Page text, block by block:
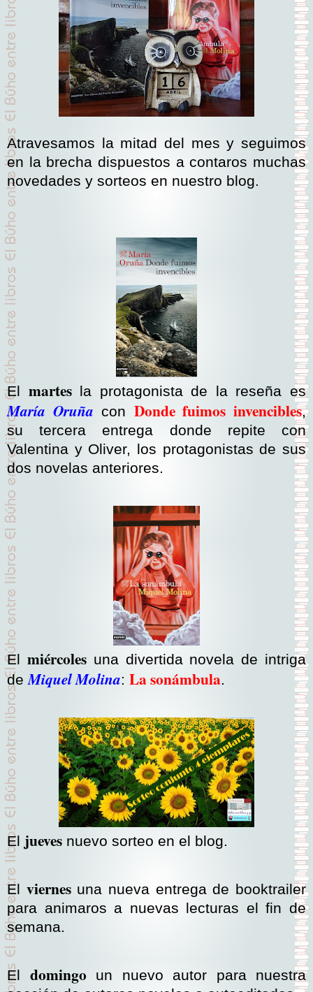
Atravesamos la mitad del mes y seguimos
en la brecha dispuestos a contaros muchas
novedades y sorteos en nuestro blog.
El martesla protagonista de la reseña es
María Oruña con Donde fuimos invencibles,
su tercera entrega donde repite con
Valentina y Oliver, los protagonistas de sus
dos novelas anteriores.
El miércolesuna divertida novela de intriga
deMiquel Molina: La sonámbula.
El jueves nuevo sorteo en el blog.
El viernesuna nueva entrega de booktrailer
para animaros a nuevas lecturas el fin de
semana.
El domingo un nuevo autor para nuestra